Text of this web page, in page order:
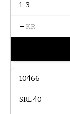
1-3
– KR
10466
SRL 40